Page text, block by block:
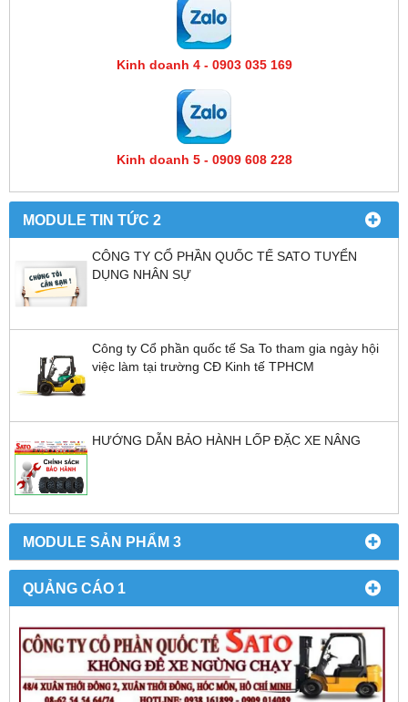
Kinh doanh 4 - 0903 035 169
Kinh doanh 5 - 0909 608 228
MODULE TIN TỨC 2
CÔNG TY CỔ PHẦN QUỐC TẾ SATO TUYỂN
DỤNG NHÂN SỰ
Công ty Cổ phần quốc tế Sa To tham gia ngày hội
việc làm tại trường CĐ Kinh tế TPHCM
HƯỚNG DẪN BẢO HÀNH LỐP ĐẶC XE NÂNG
MODULE SẢN PHẨM 3
QUẢNG CÁO 1